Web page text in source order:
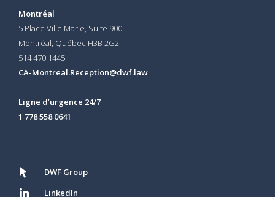
Montréal
5 Place Ville Marie, Suite 900
Montréal, Québec H3B 2G2
514 470 1445
CA-Montreal.Reception@dwf.law
Ligne d’urgence 24/7
1 778 558 0641
DWF Group
LinkedIn